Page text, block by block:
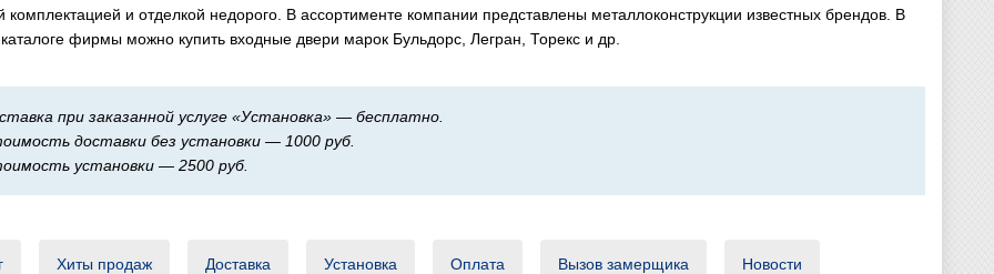
комплектацией и отделкой недорого. В ассортименте компании представлены металлоконструкции известных брендов. В
фирмы можно купить входные двери марок Бульдорс, Легран, Торекс и др.
при заказанной услуге «Установка» — бесплатно.
доставки без установки — 1000 руб.
установки — 2500 руб.
Хиты продаж Доставка Установка Оплата Вызов замерщика Новости